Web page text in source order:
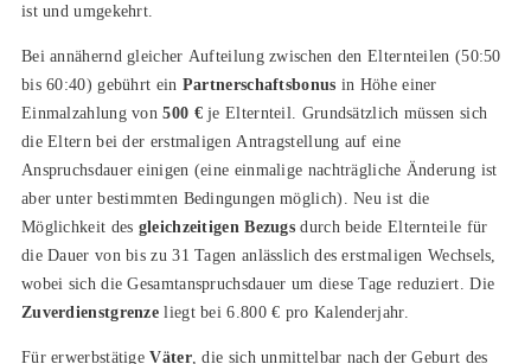
ist und umgekehrt.
Bei annähernd gleicher Aufteilung zwischen den Elternteilen (50:50
bis 60:40) gebührt ein Partnerschaftsbonus in Höhe einer
Einmalzahlung von500 €je Elternteil. Grundsätzlich müssen sich
die Eltern bei der erstmaligen Antragstellung auf eine
Anspruchsdauer einigen (eine einmalige nachträgliche Änderung ist
aber unter bestimmten Bedingungen möglich). Neu ist die
Möglichkeit des gleichzeitigen Bezugs durch beide Elternteile für
die Dauer von bis zu 31 Tagen anlässlich des erstmaligen Wechsels,
wobei sich die Gesamtanspruchsdauer um diese Tage reduziert. Die
Zuverdienstgrenze liegt bei 6.800 € pro Kalenderjahr.
Für erwerbstätigeVäter, die sich unmittelbar nach der Geburt des